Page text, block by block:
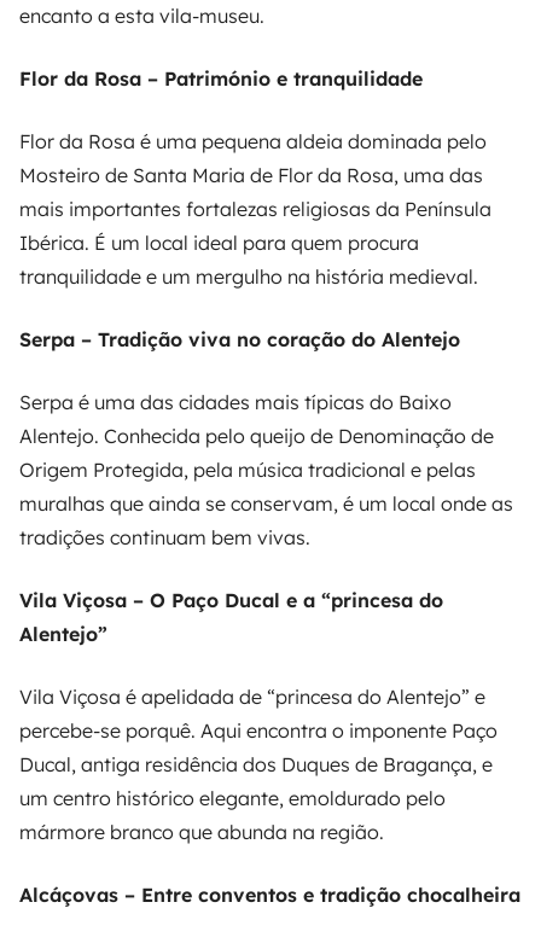
encanto a esta vila-museu.
Flor da Rosa – Património e tranquilidade
Flor da Rosa é uma pequena aldeia dominada pelo
Mosteiro de Santa Maria de Flor da Rosa, uma das
mais importantes fortalezas religiosas da Península
Ibérica. É um local ideal para quem procura
tranquilidade e um mergulho na história medieval.
Serpa – Tradição viva no coração do Alentejo
Serpa é uma das cidades mais típicas do Baixo
Alentejo. Conhecida pelo queijo de Denominação de
Origem Protegida, pela música tradicional e pelas
muralhas que ainda se conservam, é um local onde as
tradições continuam bem vivas.
Vila Viçosa – O Paço Ducal e a “princesa do
Alentejo”
Vila Viçosa é apelidada de “princesa do Alentejo” e
percebe-se porquê. Aqui encontra o imponente Paço
Ducal, antiga residência dos Duques de Bragança, e
um centro histórico elegante, emoldurado pelo
mármore branco que abunda na região.
Alcáçovas – Entre conventos e tradição chocalheira